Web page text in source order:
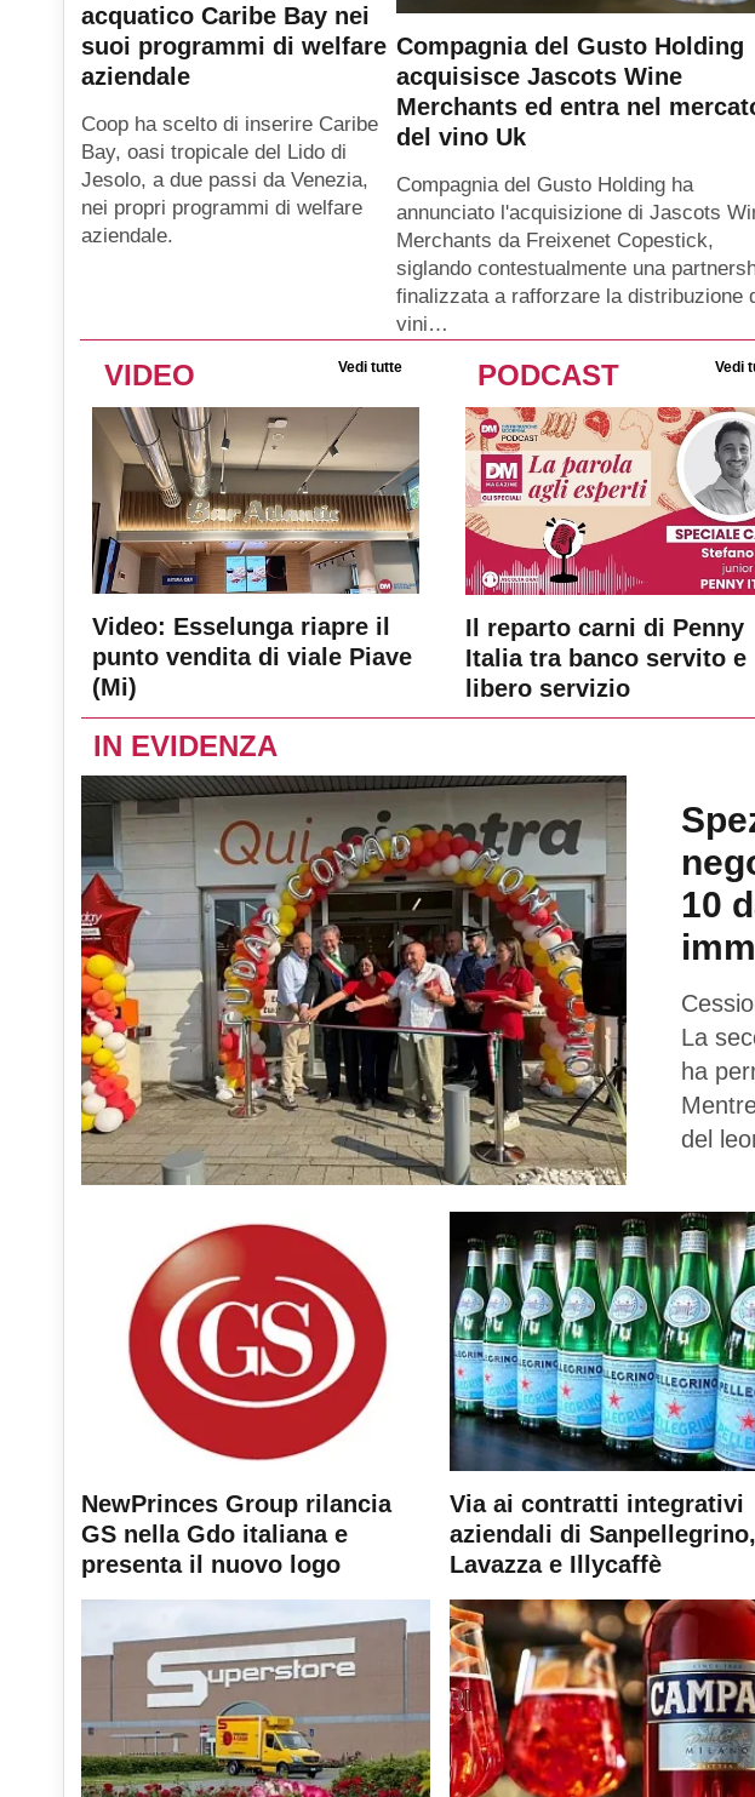
acquatico Caribe Bay nei
suoi programmi di welfare
aziendale
Coop ha scelto di inserire Caribe
Bay, oasi tropicale del Lido di
Jesolo, a due passi da Venezia,
nei propri programmi di welfare
aziendale.
Compagnia del Gusto Holding
acquisisce Jascots Wine
Merchants ed entra nel
del vino Uk
Compagnia del Gusto Holding ha
annunciato l'acquisizione di Jascots
Merchants da Freixenet Copestick,
siglando contestualmente una
finalizzata a rafforzare la distribuzione
vini…
VIDEO Vedi tutte
Video: Esselunga riapre il
punto vendita di viale Piave
(Mi)
PODCAST Vedi
Il reparto carni di Penny
Italia tra banco servito e
libero servizio
IN EVIDENZA
10
La
ha
del
NewPrinces Group rilancia
GS nella Gdo italiana e
presenta il nuovo logo
Via ai contratti integrativi
aziendali di Sanpellegrino,
Lavazza e Illycaffè